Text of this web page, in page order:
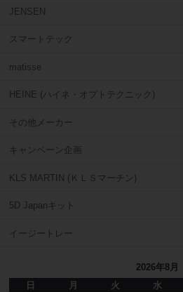
JENSEN
スマートテック
matisse
HEINE (ハイネ・オプトテクニック)
その他メーカー
キャンペーン企画
KLS MARTIN (ＫＬＳマーチン)
5D Japanキット
イージートレー
2026年8月
日
月 火 水